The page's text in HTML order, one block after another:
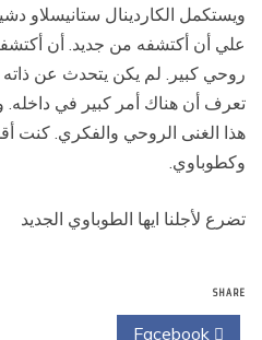
ويستكمل الكاردينال ستانيسلاو
علي أن أكتشفه من جديد. أن
روحي كبير. لم يكن يتحدث عن ذاته
تعرف أن هناك أمر كبير في
هذا الغنى الروحي والفكري. كنت
وكطوباوي.
تضرع لأجلنا ايها الطوباوي الجديد
SHARE